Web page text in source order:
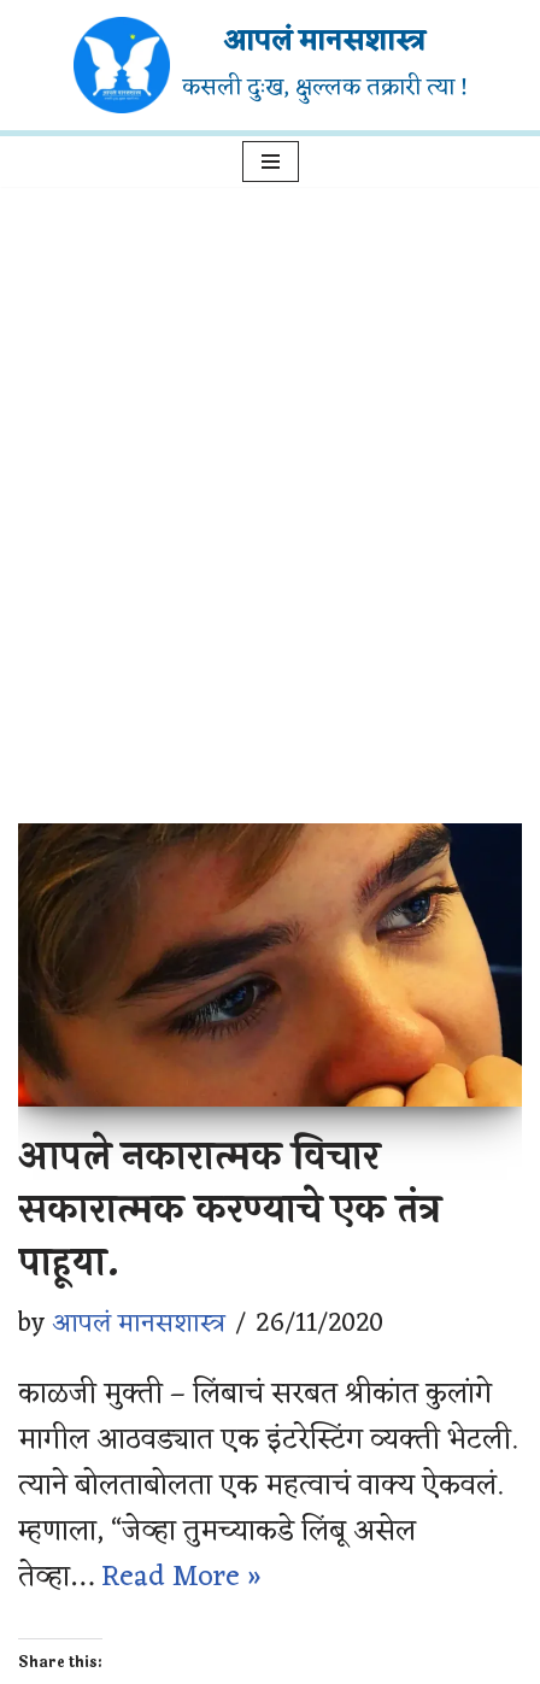
to
आपलं मानसशास्त्र
कसली दुःख, क्षुल्लक तक्रारी त्या !
आपले नकारात्मक विचार
सकारात्मक करण्याचे एक तंत्र
पाहूया.
byआपलं मानसशास्त्र 26/11/2020
काळजी मुक्ती – लिंबाचं सरबत श्रीकांत कुलांगे
मागील आठवड्यात एक इंटरेस्टिंग व्यक्ती भेटली.
त्याने बोलताबोलता एक महत्वाचं वाक्य ऐकवलं.
म्हणाला, “जेव्हा तुमच्याकडे लिंबू असेल
तेव्हा…Read More »
Share this: